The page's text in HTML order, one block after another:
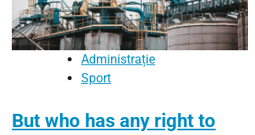
Administrație
Sport
But who has any right to